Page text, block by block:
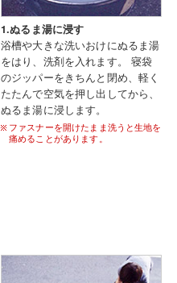
1.ぬるま湯に浸す
浴槽や大きな洗いおけにぬるま湯
をはり、洗剤を入れます。 寝袋
のジッパーをきちんと閉め、軽く
たたんで空気を押し出してから、
ぬるま湯に浸します。
ファスナーを開けたまま洗うと生地を
痛めることがあります。